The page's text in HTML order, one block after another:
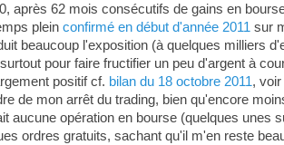
après 62 mois consécutifs de gains en
plein confirmé en début d'année 2011 sur
beaucoup l'exposition (à quelques milliers
pour faire fructifier un peu d'argent à
positif cf. bilan du 18 octobre 2011,
de mon arrêt du trading, bien qu'encore
aucune opération en bourse (quelques
ordres gratuits, sachant qu'il m'en reste